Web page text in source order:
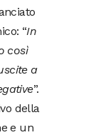
“In
così
a
”.
della
e un